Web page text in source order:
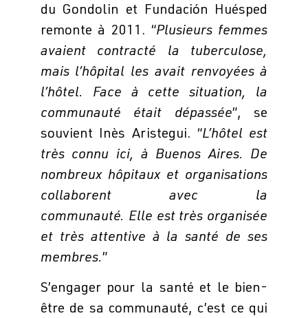
du Gondolin et Fundación Huésped
remonte à 2011. “Plusieurs femmes
avaient contracté la tuberculose,
mais l’hôpital les avait renvoyées à
l’hôtel. Face à cette situation, la
communauté était dépassée”, se
souvient Inès Aristegui. “L’hôtel est
très connu ici, à Buenos Aires. De
nombreux hôpitaux et organisations
collaborent avec la
communauté. Elle est très organisée
et très attentive à la santé de ses
membres.”
S’engager pour la santé et le bien-
être de sa communauté, c’est ce qui